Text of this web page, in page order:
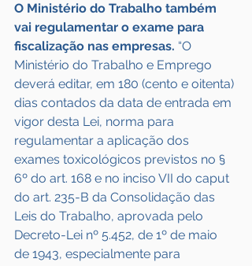
O Ministério do Trabalho também
vai regulamentar o exame para
fiscalização nas empresas. “O
Ministério do Trabalho e Emprego
deverá editar, em 180 (cento e oitenta)
dias contados da data de entrada em
vigor desta Lei, norma para
regulamentar a aplicação dos
exames toxicológicos previstos no §
6º do art. 168 e no inciso VII do caput
do art. 235-B da Consolidação das
Leis do Trabalho, aprovada pelo
Decreto-Lei nº 5.452, de 1º de maio
de 1943, especialmente para